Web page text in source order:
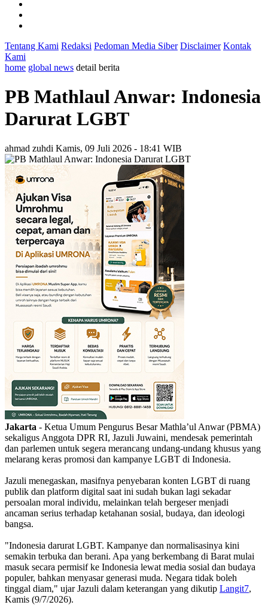
Tentang Kami Redaksi Pedoman Media Siber Disclaimer Kontak
Kami
home global news detail berita
PB Mathlaul Anwar: Indonesia
Darurat LGBT
ahmad zuhdi Kamis, 09 Juli 2026 - 18:41 WIB
Jakarta - Ketua Umum Pengurus Besar Mathla’ul Anwar (PBMA)
sekaligus Anggota DPR RI, Jazuli Juwaini, mendesak pemerintah
dan parlemen untuk segera merancang undang-undang khusus yang
melarang keras promosi dan kampanye LGBT di Indonesia.
Jazuli menegaskan, masifnya penyebaran konten LGBT di ruang
publik dan platform digital saat ini sudah bukan lagi sekadar
persoalan moral individu, melainkan telah bergeser menjadi
ancaman serius terhadap ketahanan sosial, budaya, dan ideologi
bangsa.
"Indonesia darurat LGBT. Kampanye dan normalisasinya kini
semakin terbuka dan berani. Apa yang berkembang di Barat mulai
masuk secara permisif ke Indonesia lewat media sosial dan budaya
populer, bahkan menyasar generasi muda. Negara tidak boleh
tinggal diam," ujar Jazuli dalam keterangan yang dikutip Langit7,
Kamis (9/7/2026).